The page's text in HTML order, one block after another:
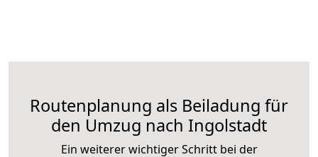
Routenplanung als Beiladung für
den Umzug nach Ingolstadt
Ein weiterer wichtiger Schritt bei der